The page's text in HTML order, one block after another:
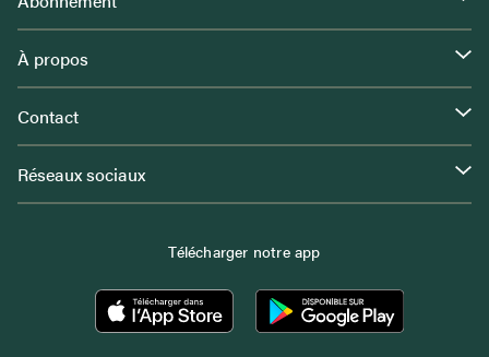
À propos
Contact
Réseaux sociaux
Télécharger notre app